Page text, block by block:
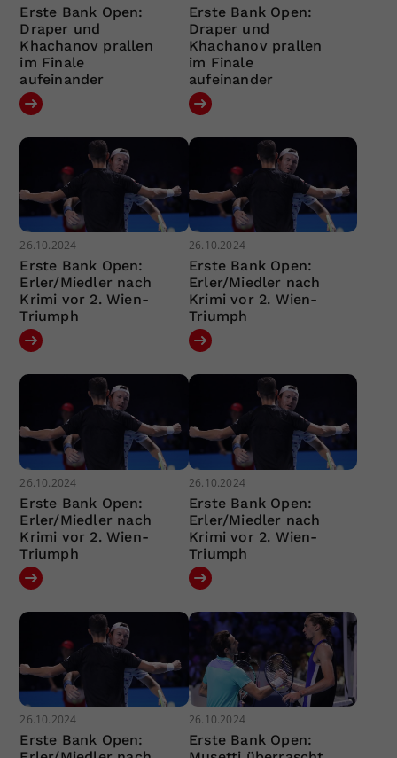
Erste Bank Open:
Draper und
Khachanov prallen
im Finale
aufeinander
Erste Bank Open:
Draper und
Khachanov prallen
im Finale
aufeinander
26.10.2024
Erste Bank Open:
Erler/Miedler nach
Krimi vor 2. Wien-
Triumph
26.10.2024
Erste Bank Open:
Erler/Miedler nach
Krimi vor 2. Wien-
Triumph
26.10.2024
Erste Bank Open:
Erler/Miedler nach
Krimi vor 2. Wien-
Triumph
26.10.2024
Erste Bank Open:
Erler/Miedler nach
Krimi vor 2. Wien-
Triumph
26.10.2024
Erste Bank Open:
26.10.2024
Erste Bank Open: